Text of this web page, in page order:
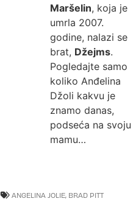
Maršelin, koja je
umrla 2007.
godine, nalazi se
brat, Džejms.
Pogledajte samo
koliko Anđelina
Džoli kakvu je
znamo danas,
podseća na svoju
mamu…
ANGELINA JOLIE, BRAD PITT